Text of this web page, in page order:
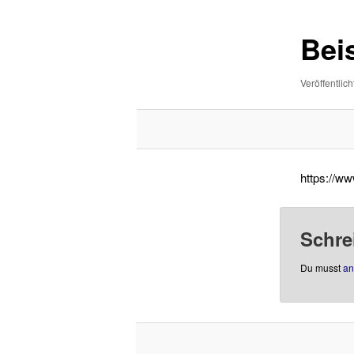
https://
Du musst